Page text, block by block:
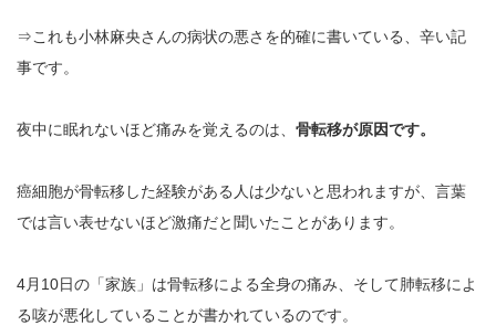
⇒これも小林麻央さんの病状の悪さを的確に書いている、辛い記
事です。
夜中に眠れないほど痛みを覚えるのは、 骨転移が原因です。
癌細胞が骨転移した経験がある人は少ないと思われますが、言葉
では言い表せないほど激痛だと聞いたことがあります。
4月10日の「家族」は骨転移による全身の痛み、そして肺転移によ
る咳が悪化していることが書かれているのです。